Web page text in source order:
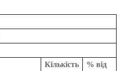
Кількість
% від